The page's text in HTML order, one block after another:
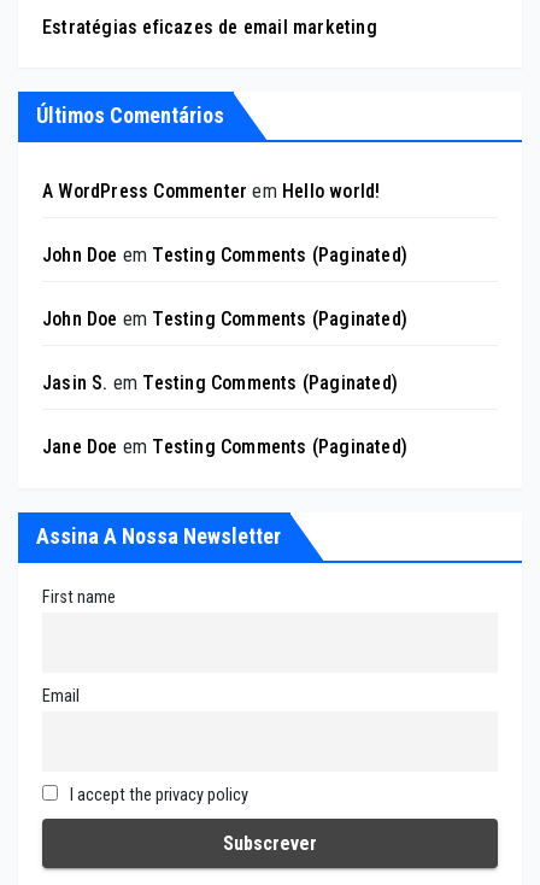
Estratégias eficazes de email marketing
Últimos Comentários
A WordPress Commenter em Hello world!
John Doe em Testing Comments (Paginated)
John Doe em Testing Comments (Paginated)
Jasin S. em Testing Comments (Paginated)
Jane Doe em Testing Comments (Paginated)
Assina A Nossa Newsletter
First name
Email
I accept the privacy policy